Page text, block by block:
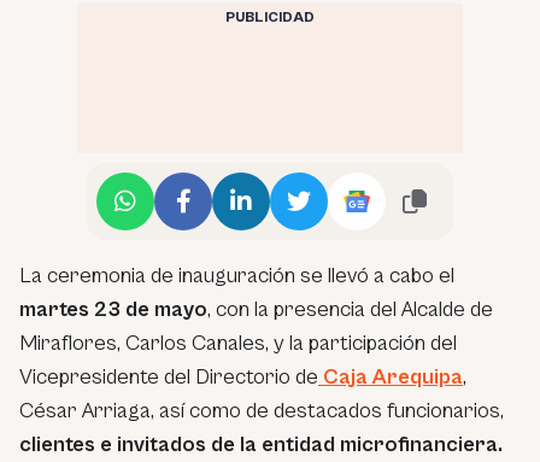
PUBLICIDAD
La ceremonia de inauguración se llevó a cabo el
martes 23 de mayo, con la presencia del Alcalde de
Miraflores, Carlos Canales, y la participación del
Vicepresidente del Directorio de Caja Arequipa,
César Arriaga, así como de destacados funcionarios,
clientes e invitados de la entidad microfinanciera.